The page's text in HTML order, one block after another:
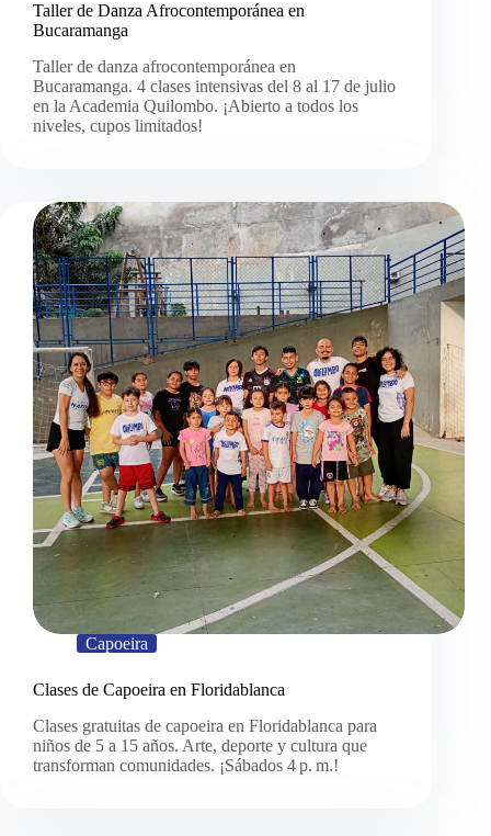
Taller de Danza Afrocontemporánea en
Bucaramanga
Taller de danza afrocontemporánea en
Bucaramanga. 4 clases intensivas del 8 al 17 de julio
en la Academia Quilombo. ¡Abierto a todos los
niveles, cupos limitados!
Capoeira
Clases de Capoeira en Floridablanca
Clases gratuitas de capoeira en Floridablanca para
niños de 5 a 15 años. Arte, deporte y cultura que
transforman comunidades. ¡Sábados 4 p. m.!